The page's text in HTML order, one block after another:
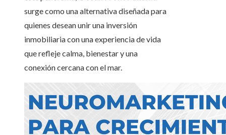
surge como una alternativa diseñada para
quienes desean unir una inversión
inmobiliaria con una experiencia de vida
que refleje calma, bienestar y una
conexión cercana con el mar.